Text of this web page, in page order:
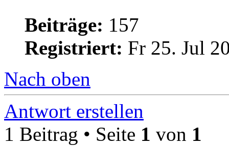
Beiträge: 157
Registriert: Fr 25. Jul
Nach oben
Antwort erstellen
1 Beitrag • Seite 1 von 1